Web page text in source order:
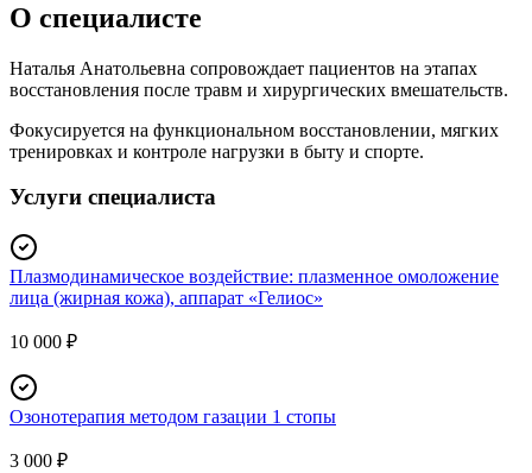
О специалисте
Наталья Анатольевна сопровождает пациентов на этапах
восстановления после травм и хирургических вмешательств.
Фокусируется на функциональном восстановлении, мягких
тренировках и контроле нагрузки в быту и спорте.
Услуги специалиста
Плазмодинамическое воздействие: плазменное омоложение
лица (жирная кожа), аппарат «Гелиос»
10 000 ₽
Озонотерапия методом газации 1 стопы
3 000 ₽